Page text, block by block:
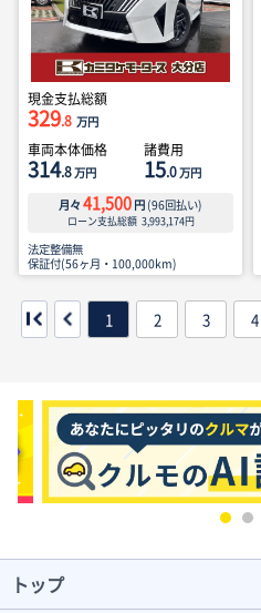
現金支払総額
329.8 万円
車両本体価格
314.8万円
諸費用
15.0万円
月々 41,500 円 (96回払い)
ローン支払総額 3,993,174円
法定整備無
保証付(56ヶ月・100,000km)
1 2 3 4
トップ